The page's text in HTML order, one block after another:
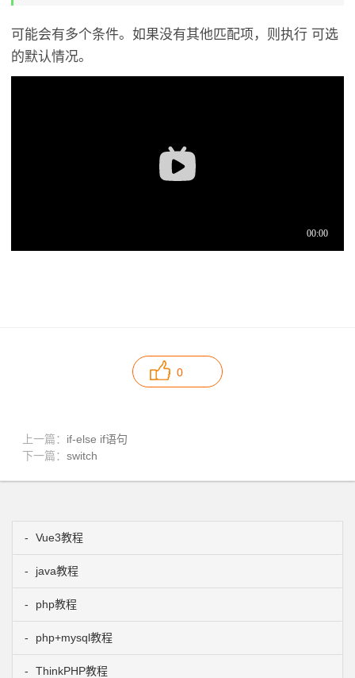
可能会有多个条件。如果没有其他匹配项，则执行 可选
的默认情况。
0
上一篇： if-else if语句
下一篇： switch
Vue3教程
java教程
php教程
php+mysql教程
ThinkPHP教程